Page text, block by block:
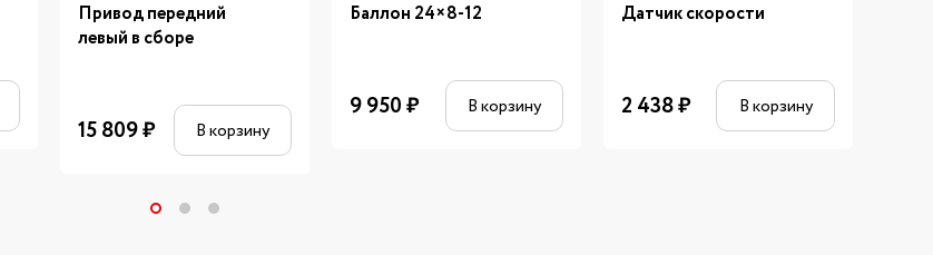
Привод передний
левый в сборе
15 809₽ В корзину
Баллон 24×8-12
9 950₽ В корзину
Датчик скорости
2 438₽ В корзину